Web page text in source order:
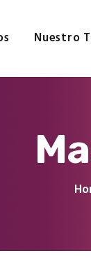
Nuestro
Tienda
Servicios